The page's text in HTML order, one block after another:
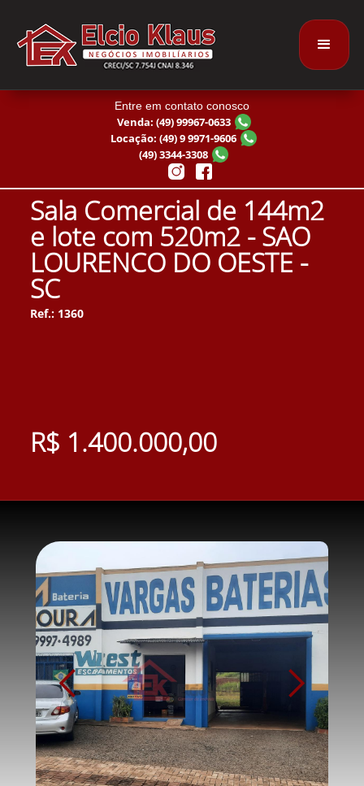
Entre em contato conosco
Venda: (49) 99967-0633
Locação: (49) 9 9971-9606
(49) 3344-3308
Sala Comercial de 144m2
e lote com 520m2 - SAO
LOURENCO DO OESTE -
SC
Ref.: 1360
R$ 1.400.000,00